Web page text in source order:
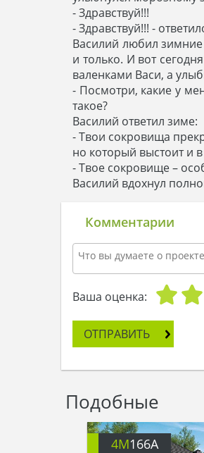
- Здравствуй!!!
- Здравствуй!!! -
Василий любил зимние
и только. И вот
валенками Васи, а
- Посмотри, какие у
такое?
Василий ответил зиме:
- Твои сокровища
но который выстоит и
- Твое сокровище –
Василий вдохнул
Комментарии
Ваша оценка:
ОТПРАВИТЬ
Подобные
4M166A